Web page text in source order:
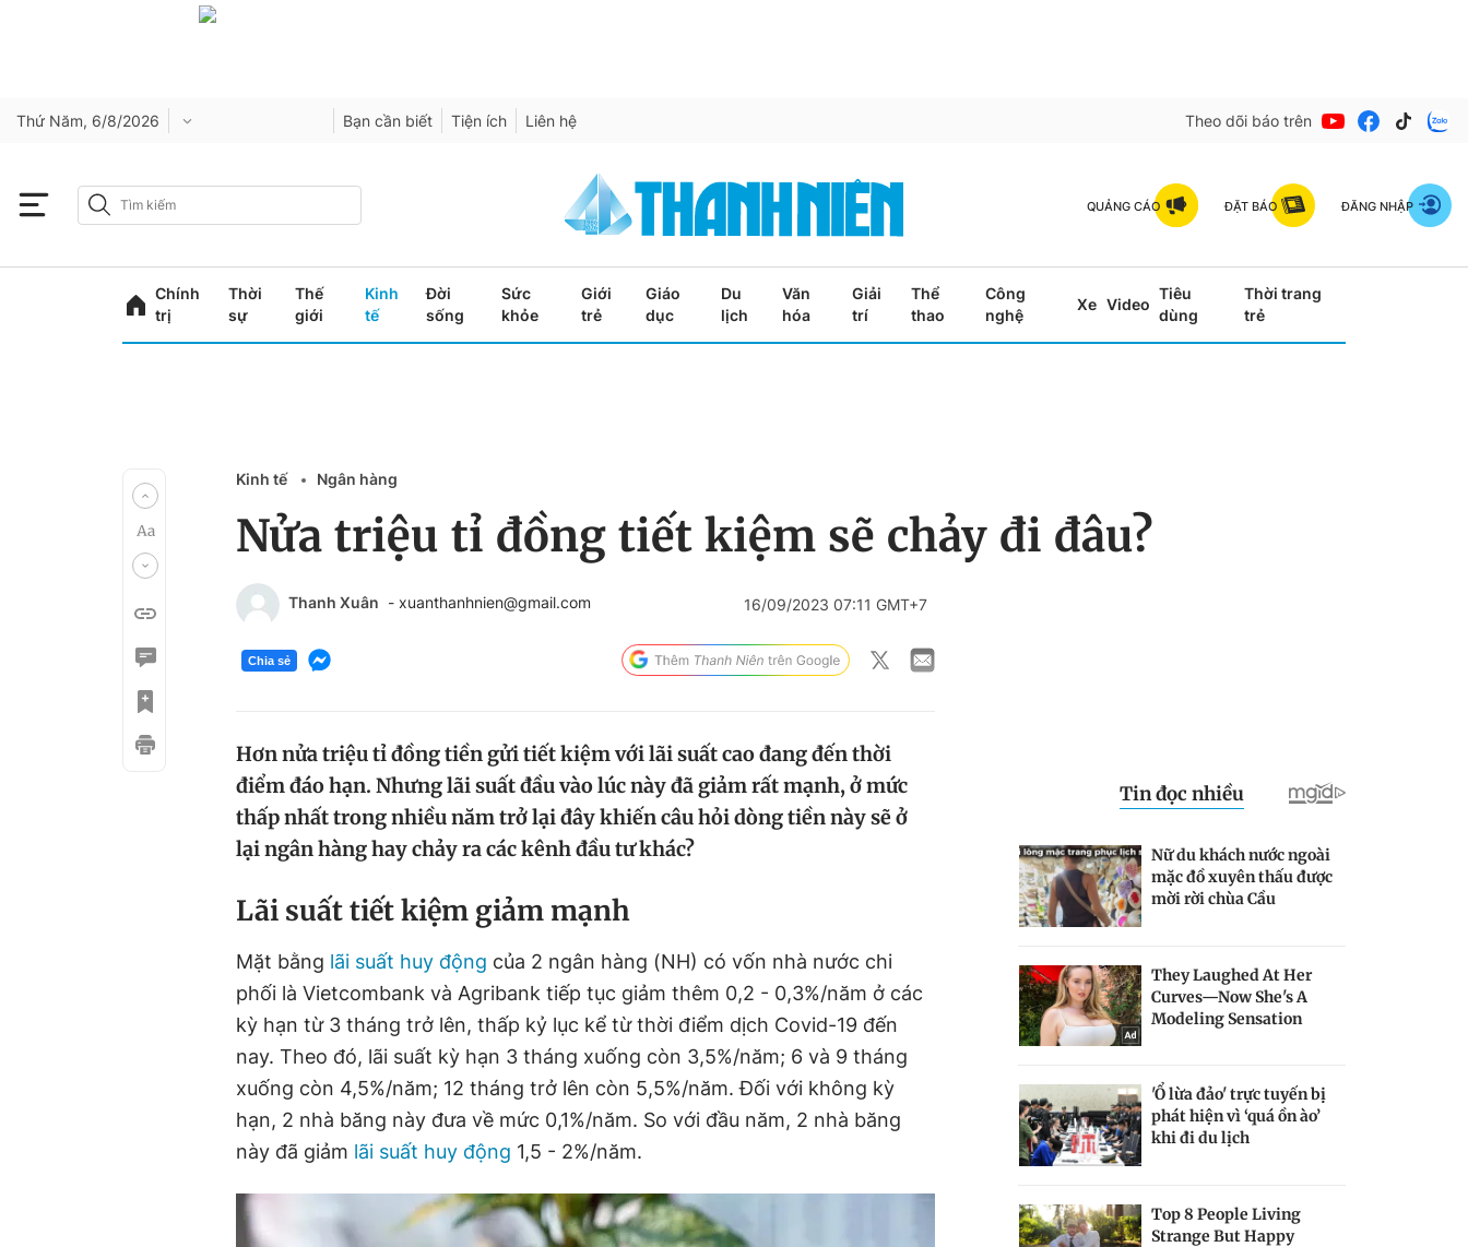
Thứ Năm, 6/8/2026 Bạn cần biết Tiện ích Liên hệ Theo dõi báo trên
QUẢNG CÁO ĐẶT BÁO ĐĂNG NHẬP
Chính
trị
Thời
sự
Thế
giới
Kinh
tế
Đời
sống
Sức
khỏe
Giới
trẻ
Giáo
dục
Du
lịch
Văn
hóa
Giải
trí
Thể
thao
Công
nghệ
Xe Video
Tiêu
dùng
Thời trang
trẻ
Kinh tế Ngân hàng
Nửa triệu tỉ đồng tiết kiệm sẽ chảy đi đâu?
Thanh Xuân - xuanthanhnien@gmail.com 16/09/2023 07:11 GMT+7
Chia sẻ
Hơn nửa triệu tỉ đồng tiền gửi tiết kiệm với lãi suất cao đang đến thời
điểm đáo hạn. Nhưng lãi suất đầu vào lúc này đã giảm rất mạnh, ở mức
thấp nhất trong nhiều năm trở lại đây khiến câu hỏi dòng tiền này sẽ ở
lại ngân hàng hay chảy ra các kênh đầu tư khác?
Lãi suất tiết kiệm giảm mạnh
Mặt bằng lãi suất huy động của 2 ngân hàng (NH) có vốn nhà nước chi
phối là Vietcombank và Agribank tiếp tục giảm thêm 0,2 - 0,3%/năm ở các
kỳ hạn từ 3 tháng trở lên, thấp kỷ lục kể từ thời điểm dịch Covid-19 đến
nay. Theo đó, lãi suất kỳ hạn 3 tháng xuống còn 3,5%/năm; 6 và 9 tháng
xuống còn 4,5%/năm; 12 tháng trở lên còn 5,5%/năm. Đối với không kỳ
hạn, 2 nhà băng này đưa về mức 0,1%/năm. So với đầu năm, 2 nhà băng
này đã giảm lãi suất huy động 1,5 - 2%/năm.